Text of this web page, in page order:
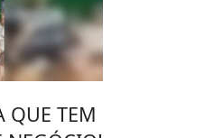
QUE TEM